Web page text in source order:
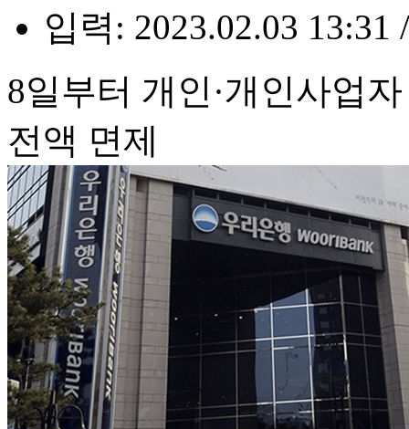
입력: 2023.02.03 13:31
8일부터 개인·개인사업
전액 면제